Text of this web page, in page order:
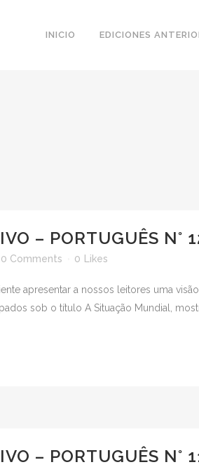
INICIO EDICIONES
– PORTUGUÊS N°
0 Comments 0 Likes
apresentar a nossos leitores uma
sob o título A Situação Mundial,
– PORTUGUÊS N°